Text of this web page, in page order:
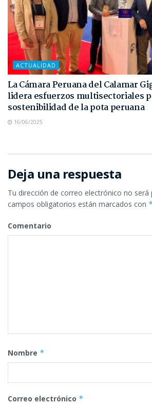
ACTUALIDAD
La Cámara Peruana del Calamar
lidera esfuerzos multisectoriales
sostenibilidad de la pota peruana
16/06/2025
Deja una respuesta
Tu dirección de correo electrónico no será
campos obligatorios están marcados con
Comentario
Nombre *
Correo electrónico *